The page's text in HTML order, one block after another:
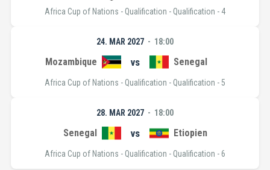
Africa Cup of Nations - Qualification - Qualification - 4
24. MAR 2027 18:00
Mozambique vs Senegal
Africa Cup of Nations - Qualification - Qualification - 5
28. MAR 2027 18:00
Senegal vs Etiopien
Africa Cup of Nations - Qualification - Qualification - 6